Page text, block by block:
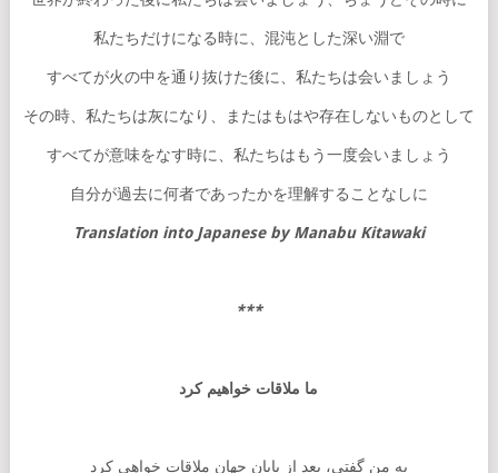
私たちだけになる時に、混沌とした深い淵で
すべてが火の中を通り抜けた後に、私たちは会いましょう
その時、私たちは灰になり、またはもはや存在しないものとして
すべてが意味をなす時に、私たちはもう一度会いましょう
自分が過去に何者であったかを理解することなしに
Translation into Japanese by Manabu Kitawaki
***
ما ملاقات خواهیم کرد
به من گفتی، بعد از پایان جهان ملاقات خواهی کرد